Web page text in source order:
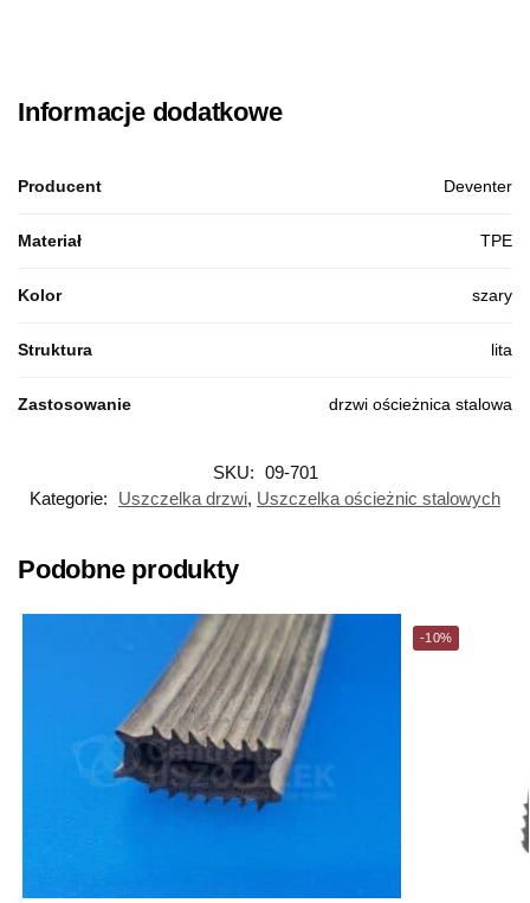
Informacje dodatkowe
Producent Deventer
Materiał TPE
Kolor szary
Struktura lita
Zastosowanie drzwi ościeżnica stalowa
SKU: 09-701
Kategorie:
Uszczelka drzwi, Uszczelka ościeżnic stalowych
Podobne produkty
-10%